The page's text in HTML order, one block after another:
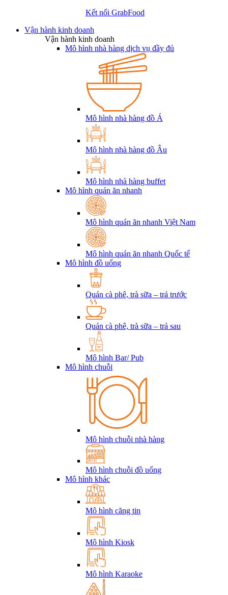
Kết nối GrabFood
Vận hành kinh doanh
Vận hành kinh doanh
Mô hình nhà hàng dịch vụ đầy đủ
Mô hình nhà hàng đồ Á
Mô hình nhà hàng đồ Âu
Mô hình nhà hàng buffet
Mô hình quán ăn nhanh
Mô hình quán ăn nhanh Việt Nam
Mô hình quán ăn nhanh Quốc tế
Mô hình đồ uống
Quán cà phê, trà sữa – trả trước
Quán cà phê, trà sữa – trả sau
Mô hình Bar/ Pub
Mô hình chuỗi
Mô hình chuỗi nhà hàng
Mô hình chuỗi đồ uống
Mô hình khác
Mô hình căng tin
Mô hình Kiosk
Mô hình Karaoke